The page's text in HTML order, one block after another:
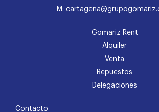
M:
Gomariz Rent
Alquiler
Venta
Repuestos
Delegaciones
Contacto